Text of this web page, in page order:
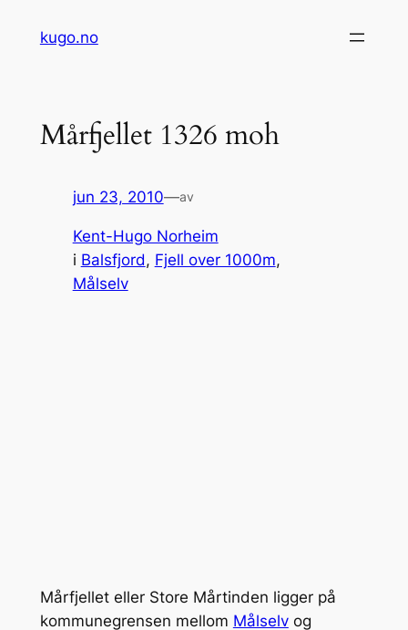
kugo.no
Mårfjellet 1326 moh
jun 23, 2010—av
Kent-Hugo Norheim
i Balsfjord, Fjell over 1000m
Målselv
Mårfjellet eller Store Mårtinden ligger på
kommunegrensen mellom Målselvog